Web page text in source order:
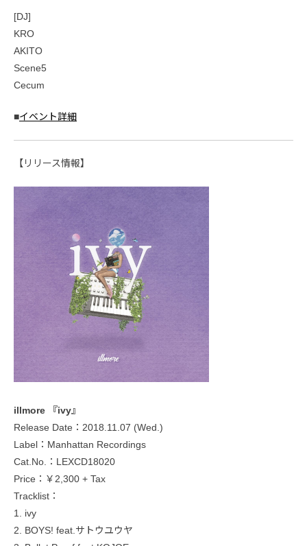
[DJ]
KRO
AKITO
Scene5
Cecum
■イベント詳細
【リリース情報】
illmore 『ivy』
Release Date：2018.11.07 (Wed.)
Label：Manhattan Recordings
Cat.No.：LEXCD18020
Price：￥2,300 + Tax
Tracklist：
1. ivy
2. BOYS! feat.サトウユウヤ